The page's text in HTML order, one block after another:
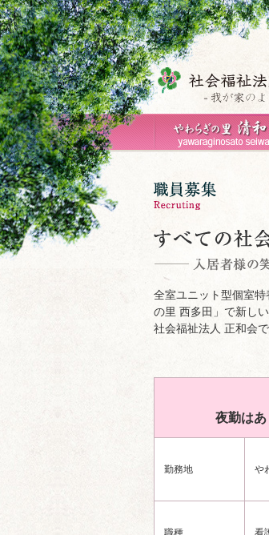
全室ユニット型個室
の里 西多田」で新し
社会福祉法人 正和会
夜勤は
勤務地 や
職種 看